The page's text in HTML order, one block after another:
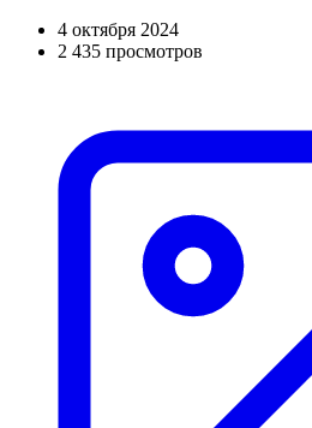
4 октября 2024
2 435 просмотров